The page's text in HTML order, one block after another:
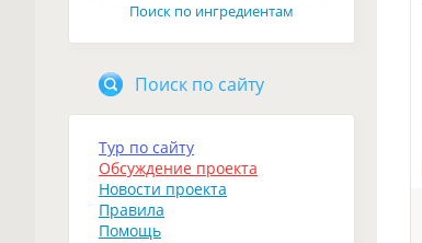
Поиск по ингредиентам
Поиск по сайту
Тур по сайту
Обсуждение проекта
Новости проекта
Правила
Помощь